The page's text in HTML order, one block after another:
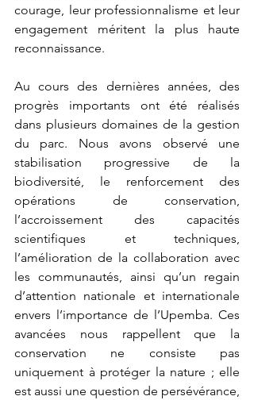
courage, leur professionnalisme et leur
engagement méritent la plus haute
reconnaissance.
Au cours des dernières années, des
progrès importants ont été réalisés
dans plusieurs domaines de la gestion
du parc. Nous avons observé une
stabilisation progressive de la
biodiversité, le renforcement des
opérations de conservation,
l’accroissement des capacités
scientifiques et techniques,
l’amélioration de la collaboration avec
les communautés, ainsi qu’un regain
d’attention nationale et internationale
envers l’importance de l’Upemba. Ces
avancées nous rappellent que la
conservation ne consiste pas
uniquement à protéger la nature ; elle
est aussi une question de persévérance,